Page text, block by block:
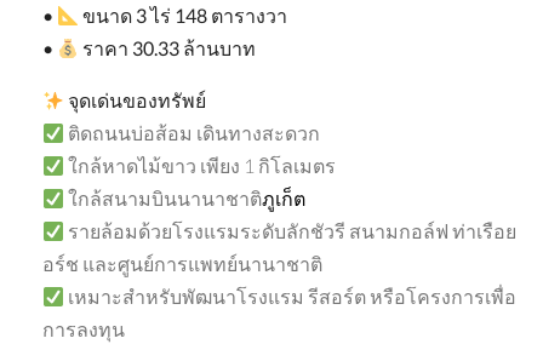
• ขนาด 3ไร่ 148 ตารางวา
•
ราคา 30.33 ล้านบาท
จุดเด่นของทรัพย์
ติดถนนบ่อส้อม เดินทางสะดวก
ใกล้หาดไม้ขาว เพียง 1 กิโลเมตร
ใกล้สนามบินนานาชาติภูเก็ต
รายล้อมด้วยโรงแรมระดับลักชัวรี สนามกอล์ฟ ท่าเรือย
อร์ช และศูนย์การแพทย์นานาชาติ
เหมาะสำหรับพัฒนาโรงแรม รีสอร์ต หรือโครงการเพื่อ
การลงทุน